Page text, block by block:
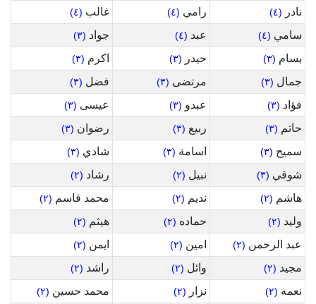
نادر (٤) رامي (٤) غالب (٤)
سامي (٤) عبد (٤) جواد (٣)
بسام (٣) حيدر (٣) اكرم (٣)
جمال (٣) مرتضى (٣) فضل (٣)
فؤاد (٣) عبدو (٣) عيسى (٣)
حاتم (٣) ربيع (٣) رضوان (٣)
سميح (٣) اسامة (٣) شادي (٣)
شوقي (٣) نبيل (٢) رشاد (٢)
هاشم (٢) نديم (٢) محمد قاسم (٢)
وليد (٢) حماده (٢) هيثم (٢)
عبد الرحمن (٢) امين (٢) ايمن (٢)
مجيد (٢) وائل (٢) راشد (٢)
نعمه (٢) نزار (٢) محمد حسين (٢)